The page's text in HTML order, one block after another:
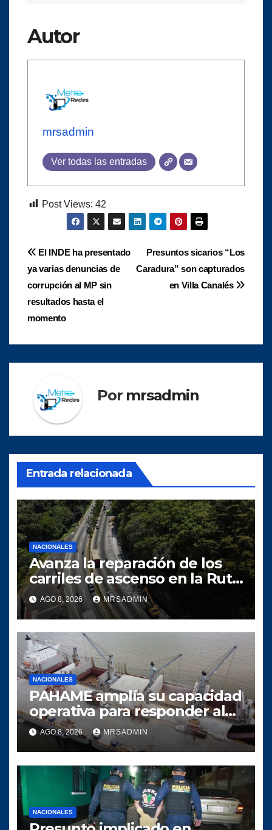
Autor
mrsadmin
Ver todas las entradas
Post Views: 42
Navegación
de
entradas
Presuntos sicarios “Los
Caradura” son capturados
en Villa Canalés
El INDE ha presentado
ya varias denuncias de
corrupción al MP sin
resultados hasta el
momento
Por mrsadmin
Entrada relacionada
NACIONALES
Avanza la reparación de los
carriles de ascenso en la Ruta
Interamericana Mixco-San
Lucas
AGO 8, 2026 MRSADMIN
NACIONALES
PAHAME amplía su capacidad
operativa para responder al
crecimiento del comercio
marítimo
AGO 8, 2026 MRSADMIN
NACIONALES